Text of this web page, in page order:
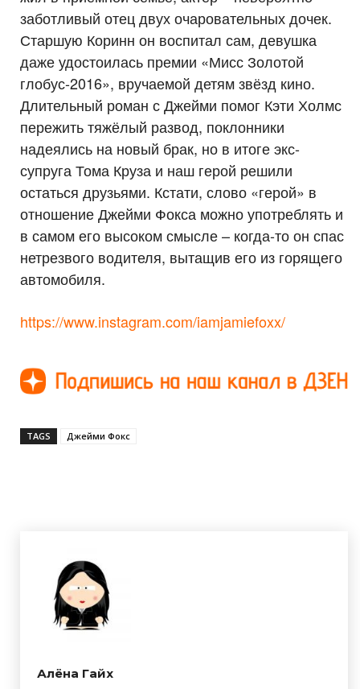
заботливый отец двух очаровательных дочек.
Старшую Коринн он воспитал сам, девушка
даже удостоилась премии «Мисс Золотой
глобус-2016», вручаемой детям звёзд кино.
Длительный роман с Джейми помог Кэти Холмс
пережить тяжёлый развод, поклонники
надеялись на новый брак, но в итоге экс-
супруга Тома Круза и наш герой решили
остаться друзьями. Кстати, слово «герой» в
отношение Джейми Фокса можно употреблять и
в самом его высоком смысле – когда-то он спас
нетрезвого водителя, вытащив его из горящего
автомобиля.
https://www.instagram.com/iamjamiefoxx/
TAGS Джейми Фокс
Алёна Гайх